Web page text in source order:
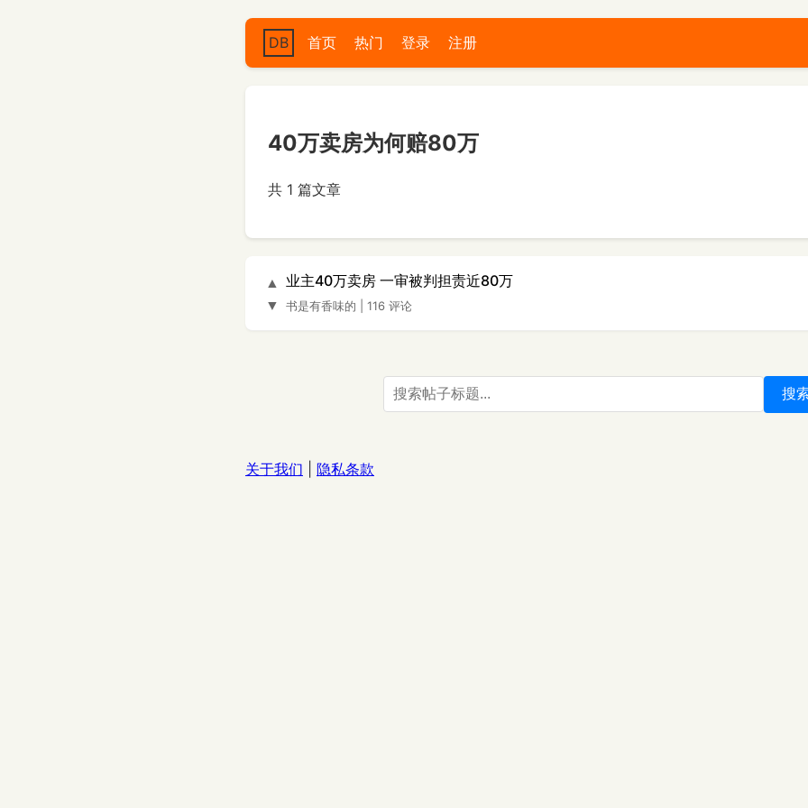
DB 首页 热门 登录 注册
40万卖房为何赔80万
共 1 篇文章
▲
▼
业主40万卖房 一审被判担责近80万
书是有香味的 116 评论
搜
关于我们 隐私条款